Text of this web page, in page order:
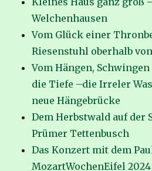
Welchenhausen
Vom Glück einer
Riesenstuhl oberhalb
Vom Hängen,
die Tiefe –die Irreler
neue Hängebrücke
Dem Herbstwald auf der
Prümer Tettenbusch
Das Konzert mit dem
MozartWochenEifel